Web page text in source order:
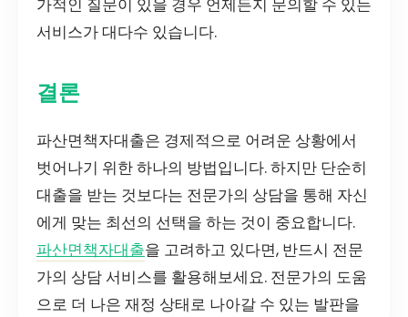
서비스가 대다수 있습니다.
결론
파산면책자대출은 경제적으로 어려운 상황에서
벗어나기 위한 하나의 방법입니다. 하지만 단순히
대출을 받는 것보다는 전문가의 상담을 통해 자신
에게 맞는 최선의 선택을 하는 것이 중요합니다.
파산면책자대출을 고려하고 있다면, 반드시 전문
가의 상담 서비스를 활용해보세요. 전문가의 도움
으로 더 나은 재정 상태로 나아갈 수 있는 발판을